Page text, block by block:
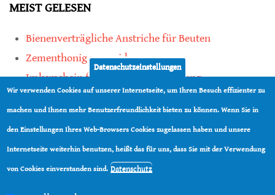
MEIST GELESEN
Bienenverträgliche Anstriche für Beuten
Zementhonig vermeiden
Imkerschein für Honigbienen-Haltung
Kauf von Mittelwänden ist Vertrauenssache
teilen
Datenschutzeinstellungen
Wir verwenden Cookies auf unserer Internetseite, um Ihren Besuch effizienter zu
machen und Ihnen mehr Benutzerfreundlichkeit bieten zu können. Wenn Sie in
den Einstellungen Ihres Web-Browsers Cookies zugelassen haben und unsere
Internetseite weiterhin benutzen, heißt das für uns, dass Sie mit der Verwendung
von Cookies einverstanden sind. Datenschutz